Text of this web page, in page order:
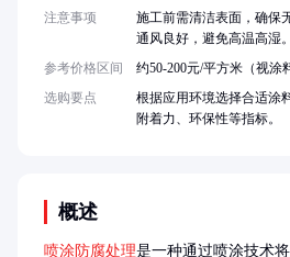
概述
喷涂防腐处理是一种通过喷涂技术
注意事项
施工前需清洁表面，确保
通风良好，避免高温高湿。
参考价格区间
约50-200元/平方米（视涂
选购要点
根据应用环境选择合适涂
附着力、环保性等指标。